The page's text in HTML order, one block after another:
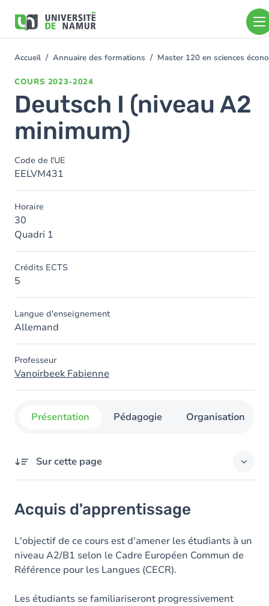
contenu
You
Accueil Annuaire des formations Master 120 en sciences
COURS 2023-2024
Deutsch I (niveau A2
minimum)
Code de l'UE
EELVM431
Horaire
30
Quadri 1
Crédits ECTS
5
Langue d'enseignement
Allemand
Professeur
Vanoirbeek Fabienne
Présentation Pédagogie Organisation
Sur cette page
Objectifs
Contenu
Table des matières
Acquis d'apprentissage
L'objectif de ce cours est d'amener les étudiants à un
niveau A2/B1 selon le Cadre Européen Commun de
Référence pour les Langues (CECR).
Les étudiants se familiariseront progressivement